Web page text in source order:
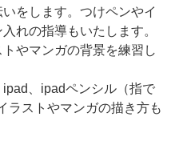
をします。つけペンやイ
れの指導もいたします。
やマンガの背景を練習し
ipad、ipadペンシル（指で
ラストやマンガの描き方も